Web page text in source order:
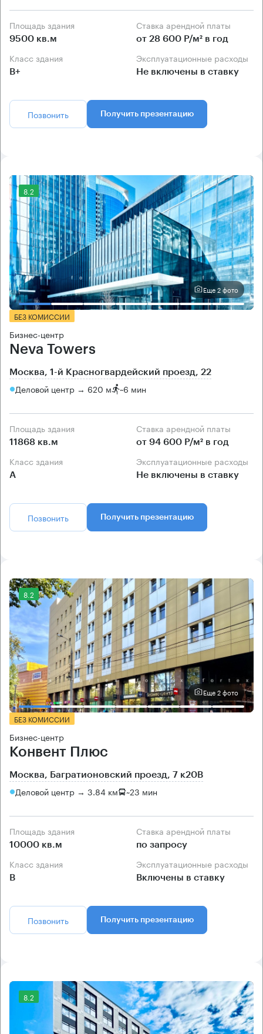
Площадь здания
9500 кв.м
Ставка арендной платы
от 28 600 Р/м² в год
Класс здания
B+
Эксплуатационные расходы
Не включены в ставку
Позвонить Получить презентацию
8.2
Еще 2 фото
БЕЗ КОМИССИИ
Бизнес-центр
Neva Towers
Москва, 1-й Красногвардейский проезд, 22
Деловой центр → 620 м ~6 мин
Площадь здания
11868 кв.м
Ставка арендной платы
от 94 600 Р/м² в год
Класс здания
А
Эксплуатационные расходы
Не включены в ставку
Позвонить Получить презентацию
8.2
Еще 2 фото
БЕЗ КОМИССИИ
Бизнес-центр
Конвент Плюс
Москва, Багратионовский проезд, 7 к20В
Деловой центр → 3.84 км ~23 мин
Площадь здания
10000 кв.м
Ставка арендной платы
по запросу
Класс здания
B
Эксплуатационные расходы
Включены в ставку
Позвонить Получить презентацию
8.2